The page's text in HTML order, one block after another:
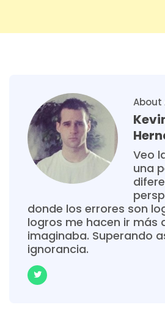
About
Veo
una
donde los errores son
logros me hacen ir más
imaginaba. Superando
ignorancia.